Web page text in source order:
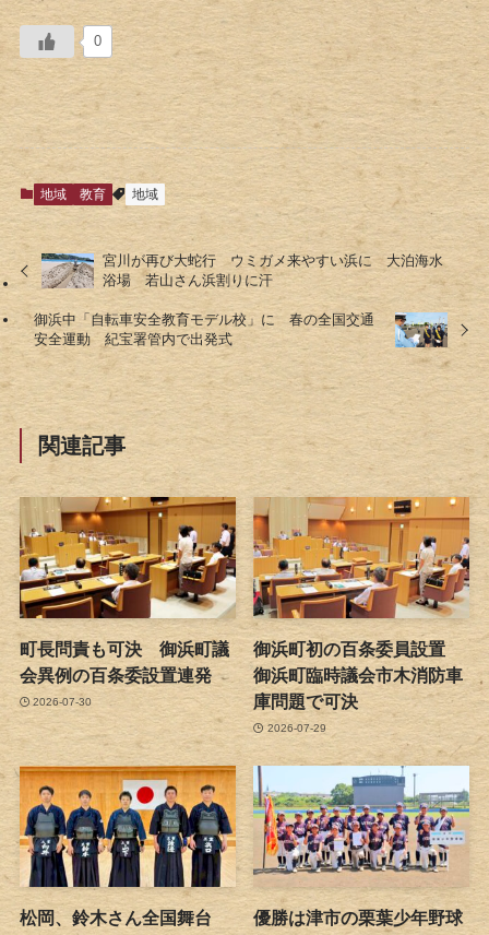
0
地域 教育 地域
宮川が再び大蛇行 ウミガメ来やすい浜に 大泊海水
浴場 若山さん浜割りに汗
御浜中「自転車安全教育モデル校」に 春の全国交通
安全運動 紀宝署管内で出発式
関連記事
町長問責も可決 御浜町議
会異例の百条委設置連発
2026-07-30
御浜町初の百条委員設置
御浜町臨時議会市木消防車
庫問題で可決
2026-07-29
松岡、鈴木さん全国舞台
優勝は津市の栗葉少年野球